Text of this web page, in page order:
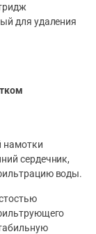
для удаления
намотки
сердечник,
воды.